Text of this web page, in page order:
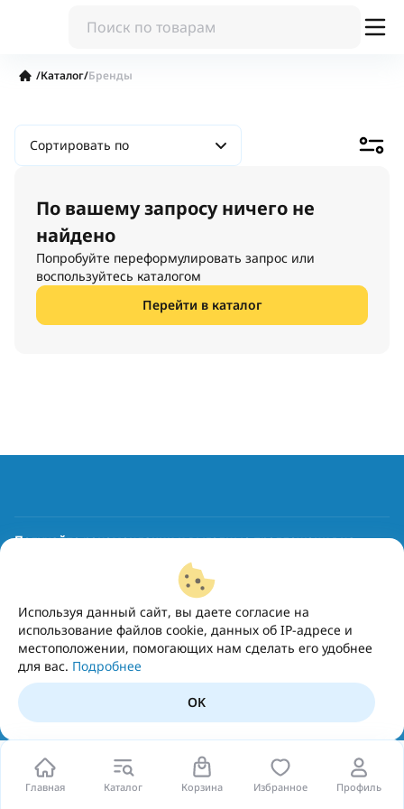
Главная Каталог Корзина Избранное Профиль
/Каталог/Бренды
Сортировать по
По вашему запросу ничего не
найдено
Попробуйте переформулировать запрос или
воспользуйтесь каталогом
Перейти в каталог
Используя данный сайт, вы даете согласие на
использование файлов cookie, данных об IP-адресе и
местоположении, помогающих нам сделать его удобнее
для вас. Подробнее
OK
Получайте рекомендации и выгодные предложения на
Подписаться